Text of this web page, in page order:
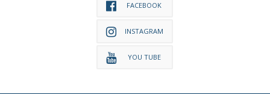
FACEBOOK
INSTAGRAM
YOU TUBE